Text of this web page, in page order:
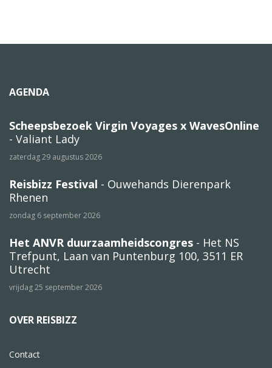
AGENDA
Scheepsbezoek Virgin Voyages x WavesOnline
- Valiant Lady
zaterdag 29 augustus 2026
Reisbizz Festival - Ouwehands Dierenpark
Rhenen
zondag 6 september 2026
Het ANVR duurzaamheidscongres - Het NS
Trefpunt, Laan van Puntenburg 100, 3511 ER
Utrecht
vrijdag 25 september 2026
OVER REISBIZZ
Contact